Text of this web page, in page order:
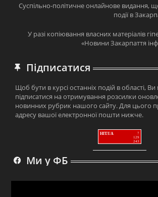
Суспільно-політичне онлайнове видання,
події в
У разі копіювання власних матеріалів
«Новини Закарпаття
Підписатися
Щоб бути в курсі останніх подій в області,
підписатися на отримування розсилки
новинних рубрик нашого сайту. Для цього
адресу вашої електронної пошти нижче.
HIT.UA
7
129
243
Ми у ФБ